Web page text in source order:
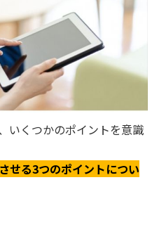
いくつかのポイントを意識
せる3つのポイントについ